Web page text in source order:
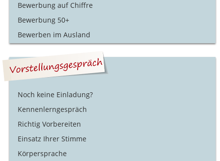
Bewerbung auf Chiffre
Bewerbung 50+
Bewerben im Ausland
Noch keine Einladung?
Kennenlerngespräch
Richtig Vorbereiten
Einsatz Ihrer Stimme
Körpersprache